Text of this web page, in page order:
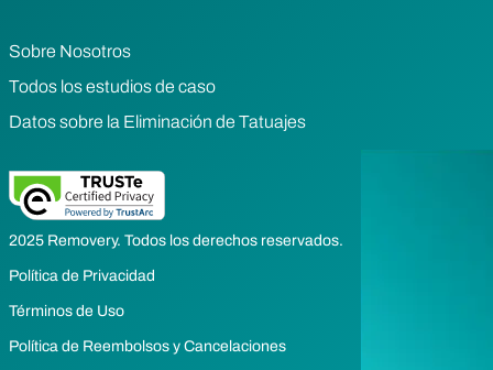
Sobre Nosotros
Todos los estudios de caso
Datos sobre la Eliminación de Tatuajes
2025 Removery. Todos los derechos reservados.
Política de Privacidad
Términos de Uso
Política de Reembolsos y Cancelaciones